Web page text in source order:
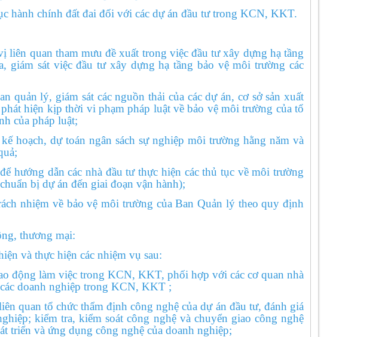
chính đất đai đối với các dự án đầu tư trong KCN, KKT.
quan tham mưu đề xuất trong việc đầu tư xây dựng hạ tầng
sát việc đầu tư xây dựng hạ tầng bảo vệ môi trường các
lý, giám sát các nguồn thải của các dự án, cơ sở sản xuất
hiện kịp thời vi phạm pháp luật về bảo vệ môi trường của tổ
của pháp luật;
dự toán ngân sách sự nghiệp môi trường hằng năm và
dẫn các nhà đầu tư thực hiện các thủ tục về môi trường
bị dự án đến giai đoạn vận hành);
nhiệm về bảo vệ môi trường của Ban Quản lý theo quy định
thương mại:
và thực hiện các nhiệm vụ sau:
làm việc trong KCN, KKT, phối hợp với các cơ quan nhà
doanh nghiệp trong KCN, KKT ;
quan tổ chức thẩm định công nghệ của dự án đầu tư, đánh giá
kiểm tra, kiểm soát công nghệ và chuyển giao công nghệ
triển và ứng dụng công nghệ của doanh nghiệp;